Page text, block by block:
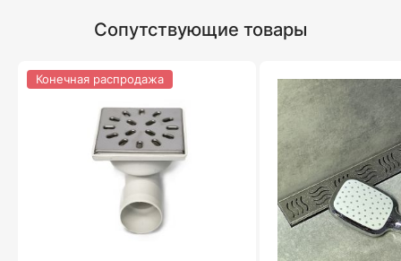
Сопутствующие товары
Конечная распродажа